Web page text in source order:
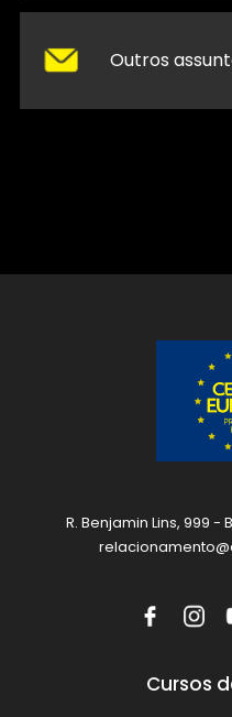
Outros
R. Benjamin Lins, 999 -
Cursos